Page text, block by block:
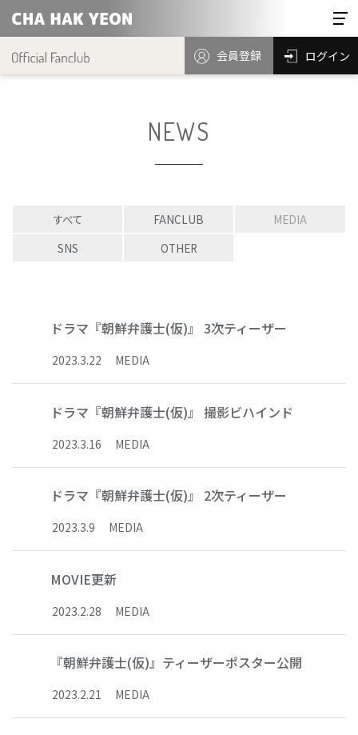
会員登録 ログイン
NEWS
すべて FANCLUB
MEDIA
SNS
OTHER
ドラマ『朝鮮弁護士(仮)』 3次ティーザー
2023.3.22 MEDIA
ドラマ『朝鮮弁護士(仮)』 撮影ビハインド
2023.3.16 MEDIA
ドラマ『朝鮮弁護士(仮)』 2次ティーザー
2023.3.9 MEDIA
MOVIE更新
2023.2.28 MEDIA
『朝鮮弁護士(仮)』ティーザーポスター公開
2023.2.21 MEDIA